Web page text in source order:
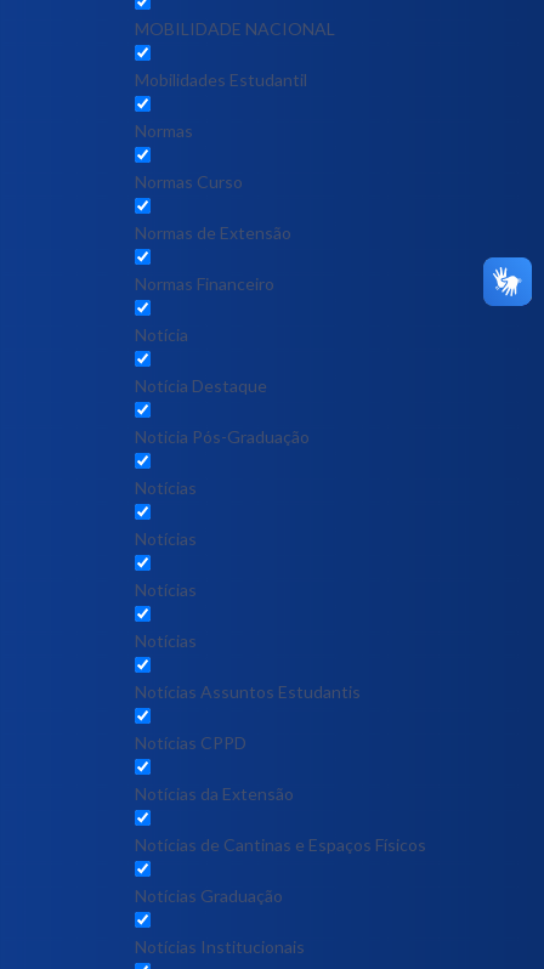
MOBILIDADE NACIONAL
Mobilidades Estudantil
Normas
Normas Curso
Normas de Extensão
Normas Financeiro
Notícia
Notícia Destaque
Noticia Pós-Graduação
Notícias
Notícias
Notícias
Notícias
Notícias Assuntos Estudantis
Notícias CPPD
Notícias da Extensão
Notícias de Cantinas e Espaços Físicos
Notícias Graduação
Notícias Institucionais